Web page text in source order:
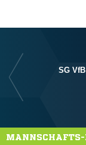
SG
MANNSCHAFTS-